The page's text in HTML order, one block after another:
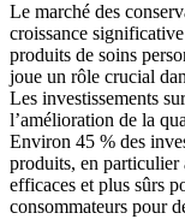
Le marché des
croissance
produits de soins
joue un rôle crucial
Les investissements
l’amélioration de la
Environ 45 % des
produits, en particulier
efficaces et plus sûrs
consommateurs pour